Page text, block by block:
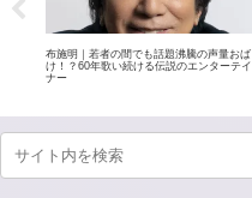
布施明｜若者の間でも話題沸騰の声量おば
け！？60年歌い続ける伝説のエンターテイ
ナー